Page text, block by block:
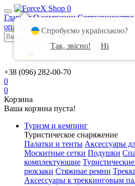
0
Главная О компании Сотрудничество
оплата
Контакты
+38 (096) 282-00-70
0
0
Корзина
Ваша корзина пуста!
Туризм и кемпинг
Туристическое снаряжение
Палатки и тенты Аксессуары
Москитные сетки Подушки
комплектующие
рюкзаки Стяжные ремни
Аксессуары к треккинговым
Спробуємо українською?
Так, звісно!
Ні